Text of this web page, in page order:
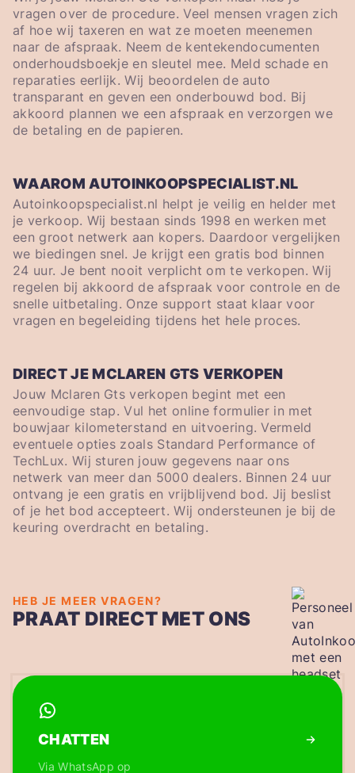
vragen over de procedure. Veel mensen vragen zich
af hoe wij taxeren en wat ze moeten meenemen
naar de afspraak. Neem de kentekendocumenten
onderhoudsboekje en sleutel mee. Meld schade en
reparaties eerlijk. Wij beoordelen de auto
transparant en geven een onderbouwd bod. Bij
akkoord plannen we een afspraak en verzorgen we
de betaling en de papieren.
WAAROM AUTOINKOOPSPECIALIST.NL
Autoinkoopspecialist.nl helpt je veilig en helder met
je verkoop. Wij bestaan sinds 1998 en werken met
een groot netwerk aan kopers. Daardoor vergelijken
we biedingen snel. Je krijgt een gratis bod binnen
24 uur. Je bent nooit verplicht om te verkopen. Wij
regelen bij akkoord de afspraak voor controle en de
snelle uitbetaling. Onze support staat klaar voor
vragen en begeleiding tijdens het hele proces.
DIRECT JE MCLAREN GTS VERKOPEN
Jouw Mclaren Gts verkopen begint met een
eenvoudige stap. Vul het online formulier in met
bouwjaar kilometerstand en uitvoering. Vermeld
eventuele opties zoals Standard Performance of
TechLux. Wij sturen jouw gegevens naar ons
netwerk van meer dan 5000 dealers. Binnen 24 uur
ontvang je een gratis en vrijblijvend bod. Jij beslist
of je het bod accepteert. Wij ondersteunen je bij de
keuring overdracht en betaling.
HEB JE MEER VRAGEN?
PRAAT DIRECT MET ONS
CHATTEN
Via WhatsApp op